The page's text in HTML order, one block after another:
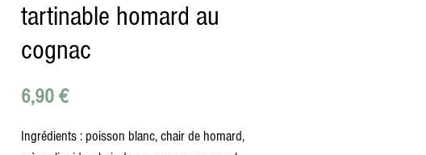
tartinable homard au
cognac
6,90 €Prix
Ingrédients : poisson blanc, chair de homard,